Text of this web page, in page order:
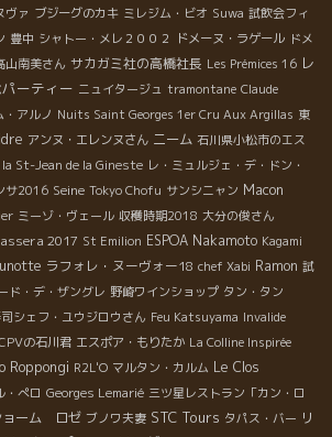
ヴァ ブジーグのカキ ミレジム・ビオ Suwa 試飲会フィ
豊中 シャトー・メレ２００２ ドメーヌ・ラゲール ドメ
山南美さん サカガミ社の高橋社長 Les Prémices 16 レ
ーティー ニュイタージュ tramontane Claude
・アルノ Nuits Saint Georges 1er Cru Aux Argillas 東
アンヌ・エレンヌさん ニーム 石川県小松市のエス
la St-Jean de la Gineste レ・ミュルジェ・デ・ドン・
サ2016 Seine Tokyo Chofu サンシニャン Macon
ミーゾ・ヴェール 収穫時期2018 大分の俊さん
2017 St Emilion ESPOA Nakamoto Kagami
ラフォレ・ヌーヴォー18 chef Xabi Ramon 試
ド・デ・ザングレ 野崎ワインショップ タン・タン
シェフ・ユウジロウさん Feu Katsuyama Invalide
の石川君 エスポア・もりたか La Colline Inspirée
Roppongi R2L'O マルタン・カルム Le Clos
・ぺロ Georges Lemarié 三ツ星レストラン「カン・ロ
ョーム ロゼ ブノワ夫妻 STC Tours タパス・バー リ